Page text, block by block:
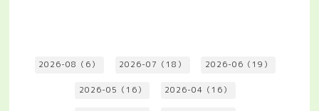
2026-08（6） 2026-07（18） 2026-06（19）
2026-05（16） 2026-04（16）